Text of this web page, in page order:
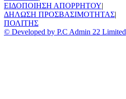
ΕΙΔΟΠΟΙΗΣΗ ΑΠΟΡΡΗΤΟΥ|
ΔΗΛΩΣΗ ΠΡΟΣΒΑΣΙΜΟΤΗΤΑΣ|
ΠΟΛΙΤΗΣ
© Developed by P.C Admin 22 Limited